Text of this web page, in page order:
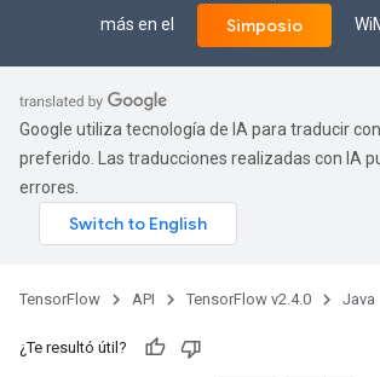
más en el
Simposio
Google utiliza tecnología de IA para traducir
preferido. Las traducciones realizadas con IA
errores.
TensorFlow API TensorFlow v2.4.0 Java
¿Te resultó útil?